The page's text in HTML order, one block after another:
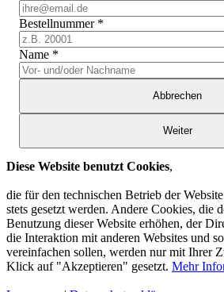
Bestellnummer *
Name *
Abbrechen
Weiter
Diese Website benutzt Cookies,
die für den technischen Betrieb der
stets gesetzt werden. Andere Cookies, die
Benutzung dieser Website erhöhen, der
die Interaktion mit anderen Websites und
vereinfachen sollen, werden nur mit Ihrer
Klick auf "Akzeptieren" gesetzt. Mehr